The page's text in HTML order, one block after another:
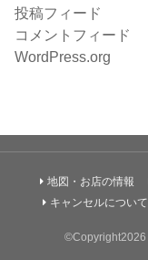
投稿フィード
コメントフィード
WordPress.org
地図・お店の情報
キャンセルについて
©Copyright2026